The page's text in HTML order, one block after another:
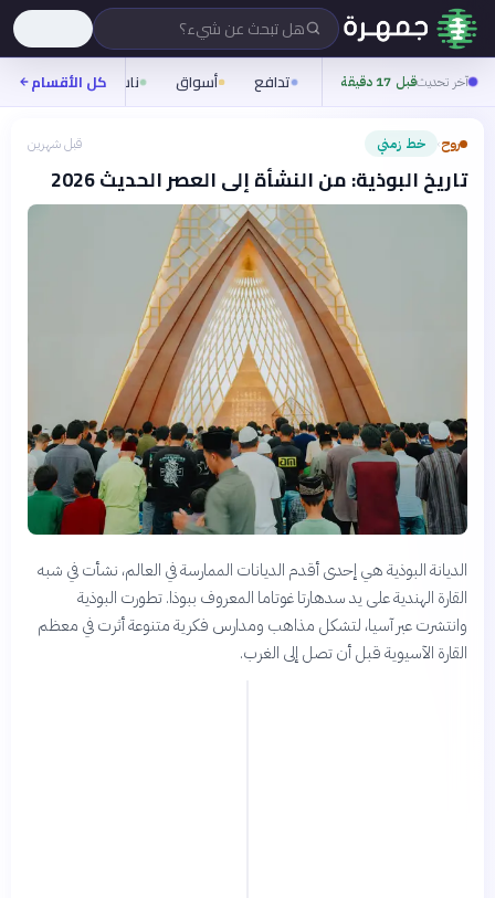
هل تبحث عن شيء؟
آخر تحديثقبل 17 دقيقة تدافع أسواق ناس روح
كل الأقسام
روح› خط زمني قبل شهرين
تاريخ البوذية: من النشأة إلى العصر الحديث 2026
الديانة البوذية هي إحدى أقدم الديانات الممارسة في العالم، نشأت في شبه
القارة الهندية على يد سدهارتا غوتاما المعروف ببوذا. تطورت البوذية
وانتشرت عبر آسيا، لتشكل مذاهب ومدارس فكرية متنوعة أثرت في معظم
القارة الآسيوية قبل أن تصل إلى الغرب.